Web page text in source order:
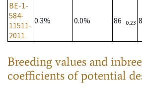
BE-1-
584-
11511-
2011
0.3% 0.0% 86 0.23
Breeding values and
coefficients of potential